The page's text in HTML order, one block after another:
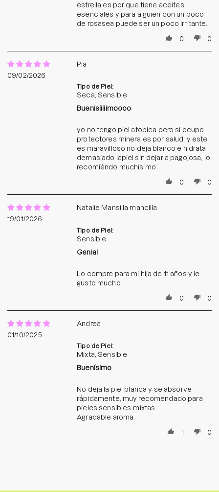
estrella es por que tiene aceites
esenciales y para alguien con un poco
de rosasea puede ser un poco irritante.
0
0
09/02/2026
Pia
Tipo de Piel:
Seca, Sensible
Buenisiiiiimoooo
yo no tengo piel atopica pero si ocupo
protectores minerales por salud, y este
es maravilloso no deja blanco e hidrata
demasiado lapiel sin dejarla pagojosa, lo
recomiéndo muchisimo
0
0
19/01/2026
Natalie Mansilla mancilla
Tipo de Piel:
Sensible
Genial
Lo compre para mi hija de 11 años y le
gusto mucho
0
0
01/10/2025
Andrea
Tipo de Piel:
Mixta, Sensible
Buenísimo
No deja la piel blanca y se absorve
rápidamente, muy recomendado para
pieles sensibles-mixtas.
Agradable aroma.
1
0